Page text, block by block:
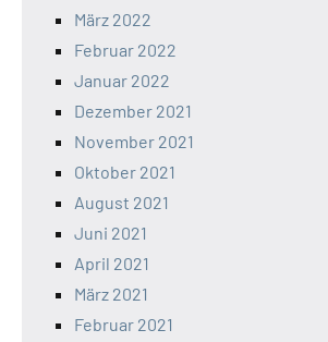
März 2022
Februar 2022
Januar 2022
Dezember 2021
November 2021
Oktober 2021
August 2021
Juni 2021
April 2021
März 2021
Februar 2021